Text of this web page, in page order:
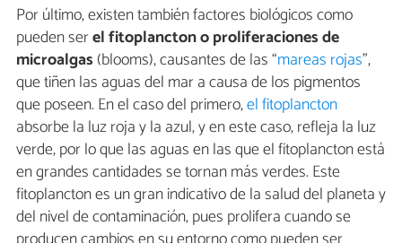
Por último, existen también factores biológicos como
pueden serel fitoplancton o proliferaciones de
microalgas (blooms), causantes de las “mareas rojas”,
que tiñen las aguas del mar a causa de los pigmentos
que poseen. En el caso del primero,el fitoplancton
absorbe la luz roja y la azul, y en este caso, refleja la luz
verde, por lo que las aguas en las que el fitoplancton está
en grandes cantidades se tornan más verdes. Este
fitoplancton es un gran indicativo de la salud del planeta y
del nivel de contaminación, pues prolifera cuando se